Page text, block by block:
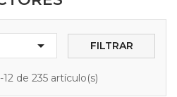
 FILTRAR
de 235 artículo(s)